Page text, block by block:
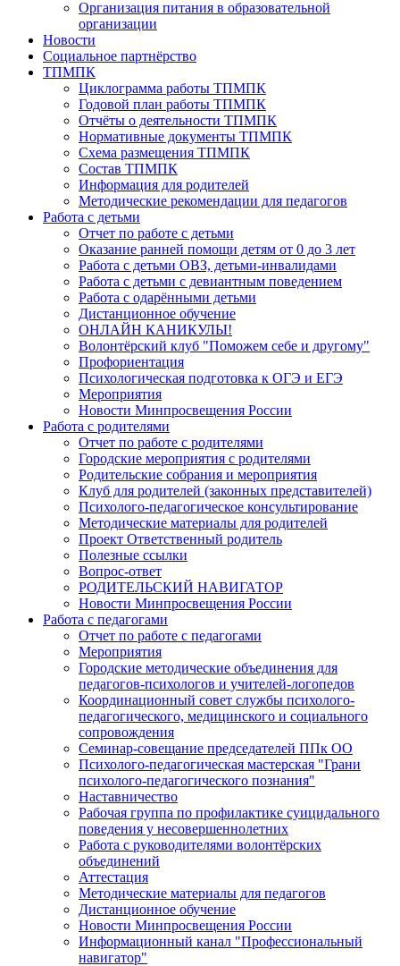
Организация питания в образовательной
организации
Новости
Социальное партнёрство
ТПМПК
Циклограмма работы ТПМПК
Годовой план работы ТПМПК
Отчёты о деятельности ТПМПК
Нормативные документы ТПМПК
Схема размещения ТПМПК
Состав ТПМПК
Информация для родителей
Методические рекомендации для педагогов
Работа с детьми
Отчет по работе с детьми
Оказание ранней помощи детям от 0 до 3 лет
Работа с детьми ОВЗ, детьми-инвалидами
Работа с детьми с девиантным поведением
Работа с одарёнными детьми
Дистанционное обучение
ОНЛАЙН КАНИКУЛЫ!
Волонтёрский клуб "Поможем себе и другому"
Профориентация
Психологическая подготовка к ОГЭ и ЕГЭ
Мероприятия
Новости Минпросвещения России
Работа с родителями
Отчет по работе с родителями
Городские мероприятия с родителями
Родительские собрания и мероприятия
Клуб для родителей (законных представителей)
Психолого-педагогическое консультирование
Методические материалы для родителей
Проект Ответственный родитель
Полезные ссылки
Вопрос-ответ
РОДИТЕЛЬСКИЙ НАВИГАТОР
Новости Минпросвещения России
Работа с педагогами
Отчет по работе с педагогами
Мероприятия
Городские методические объединения для
педагогов-психологов и учителей-логопедов
Координационный совет службы психолого-
педагогического, медицинского и социального
сопровождения
Семинар-совещание председателей ППк ОО
Психолого-педагогическая мастерская "Грани
психолого-педагогического познания"
Наставничество
Рабочая группа по профилактике суицидального
поведения у несовершеннолетних
Работа с руководителями волонтёрских
объединений
Аттестация
Методические материалы для педагогов
Дистанционное обучение
Новости Минпросвещения России
Информационный канал "Профессиональный
навигатор"